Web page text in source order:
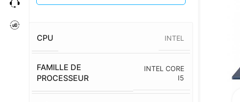
CPU INTEL
FAMILLE DE
PROCESSEUR
INTEL CORE
I5